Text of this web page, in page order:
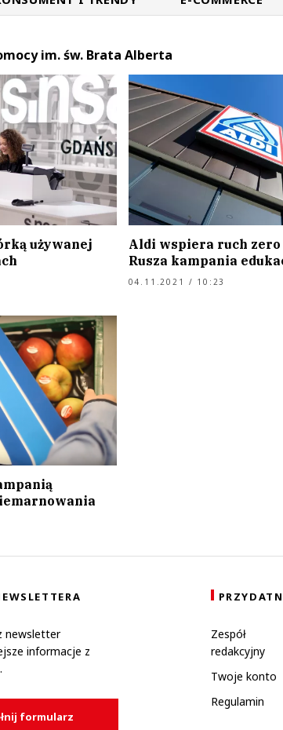
im. św. Brata Alberta
używanej
Aldi wspiera ruch zero
Rusza kampania
04.11.2021 / 10:23
newsletter
informacje z
formularz
Zespół
redakcyjny
Twoje konto
Regulamin